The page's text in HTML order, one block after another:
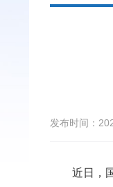
发布时间：
近日，